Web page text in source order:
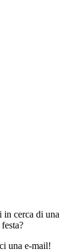
in cerca di una
una e-mail!